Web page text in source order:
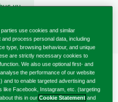
vụ
use cookies and similar
and process personal data, including
type, browsing behaviour, and unique
are strictly necessary cookies to
We also use optional first- and
the performance of our website
and to enable targeted advertising and
like Facebook, Instagram, etc. (targeting
this in ourCookie Statement and